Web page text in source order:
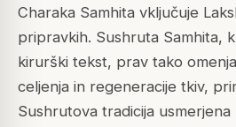
Charaka Samhita vključuje
pripravkih. Sushruta Samhita,
kirurški tekst, prav tako
celjenja in regeneracije tkiv,
Sushrutova tradicija